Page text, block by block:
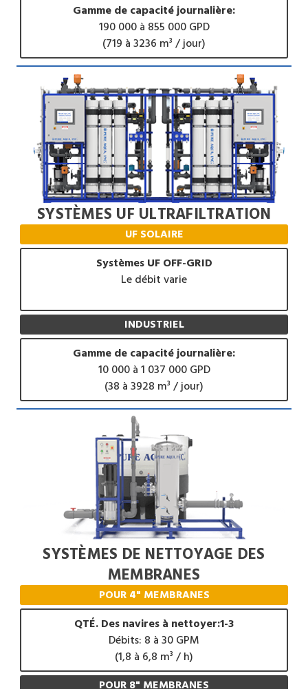
Gamme de capacité journalière:
190 000 à 855 000 GPD
(719 à 3236 m³ / jour)
SYSTÈMES UF ULTRAFILTRATION
UF SOLAIRE
Systèmes UF OFF-GRID
Le débit varie
INDUSTRIEL
Gamme de capacité journalière:
10 000 à 1 037 000 GPD
(38 à 3928 m³ / jour)
SYSTÈMES DE NETTOYAGE DES
MEMBRANES
POUR 4" MEMBRANES
QTÉ. Des navires à nettoyer:1-3
Débits: 8 à 30 GPM
(1,8 à 6,8 m³ / h)
POUR 8" MEMBRANES